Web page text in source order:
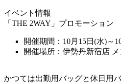
イベント情報
「THE 2WAY」プロモーション
開催期間： 10月15日(水)～
開催場所：伊勢丹新宿店
かつては出勤用バッグと休日用